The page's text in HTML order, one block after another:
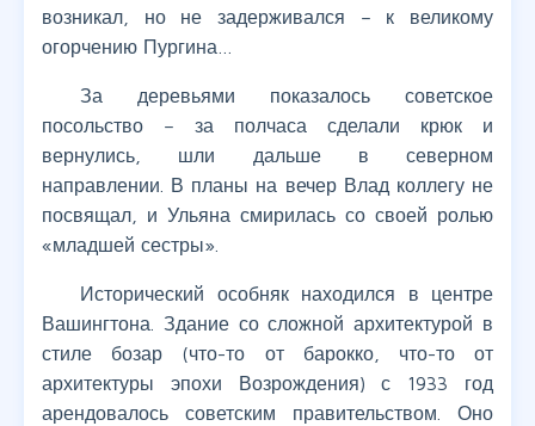
возникал, но не задерживался – к великому
огорчению Пургина…
За деревьями показалось советское
посольство – за полчаса сделали крюк и
вернулись, шли дальше в северном
направлении. В планы на вечер Влад коллегу не
посвящал, и Ульяна смирилась со своей ролью
«младшей сестры».
Исторический особняк находился в центре
Вашингтона. Здание со сложной архитектурой в
стиле бозар (что-то от барокко, что-то от
архитектуры эпохи Возрождения) с 1933 год
арендовалось советским правительством. Оно